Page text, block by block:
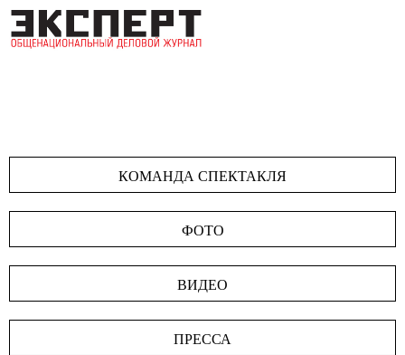
КОМАНДА СПЕКТАКЛЯ
ФОТО
ВИДЕО
ПРЕССА